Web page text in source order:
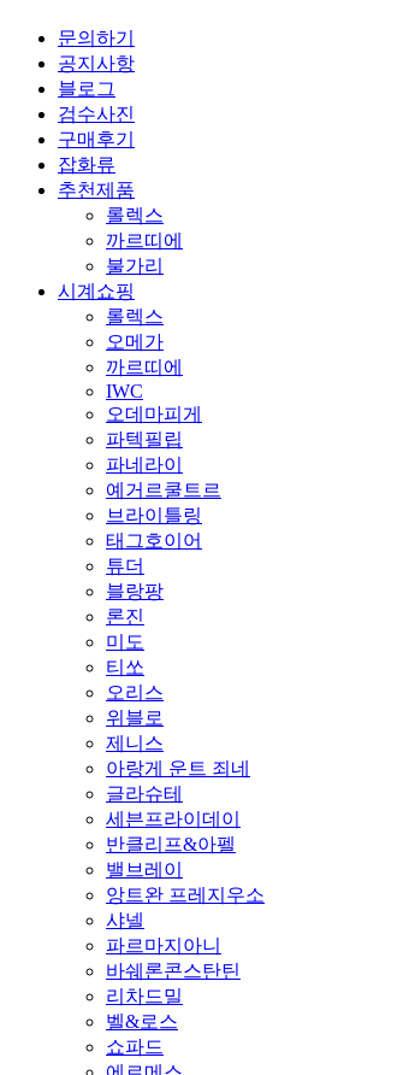
문의하기
공지사항
블로그
검수사진
구매후기
잡화류
추천제품
롤렉스
까르띠에
불가리
시계쇼핑
롤렉스
오메가
까르띠에
IWC
오데마피게
파텍필립
파네라이
예거르쿨트르
브라이틀링
태그호이어
튜더
블랑팡
론진
미도
티쏘
오리스
위블로
제니스
아랑게 운트 죄네
글라슈테
세븐프라이데이
반클리프&아펠
밸브레이
앙트완 프레지우소
샤넬
파르마지아니
바쉐론콘스탄틴
리차드밀
벨&로스
쇼파드